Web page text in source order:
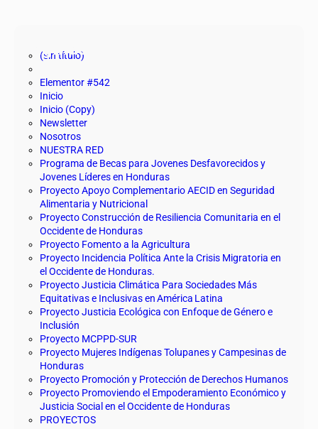
Páginas
(sin título)
Elementor #542
Inicio
Inicio (Copy)
Newsletter
Nosotros
NUESTRA RED
Programa de Becas para Jovenes Desfavorecidos y
Jovenes Líderes en Honduras
Proyecto Apoyo Complementario AECID en Seguridad
Alimentaria y Nutricional
Proyecto Construcción de Resiliencia Comunitaria en el
Occidente de Honduras
Proyecto Fomento a la Agricultura
Proyecto Incidencia Política Ante la Crisis Migratoria en
el Occidente de Honduras.
Proyecto Justicia Climática Para Sociedades Más
Equitativas e Inclusivas en América Latina
Proyecto Justicia Ecológica con Enfoque de Género e
Inclusión
Proyecto MCPPD-SUR
Proyecto Mujeres Indígenas Tolupanes y Campesinas de
Honduras
Proyecto Promoción y Protección de Derechos Humanos
Proyecto Promoviendo el Empoderamiento Económico y
Justicia Social en el Occidente de Honduras
PROYECTOS